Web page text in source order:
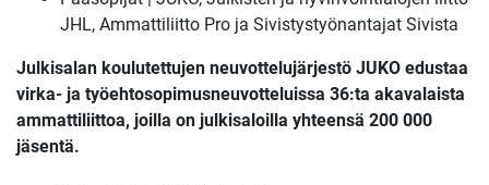
JHL, Ammattiliitto Pro ja Sivistystyönantajat Sivista
Julkisalan koulutettujen neuvottelujärjestö JUKO edustaa
virka- ja työehtosopimusneuvotteluissa 36:ta akavalaista
ammattiliittoa, joilla on julkisaloilla yhteensä 200 000
jäsentä.